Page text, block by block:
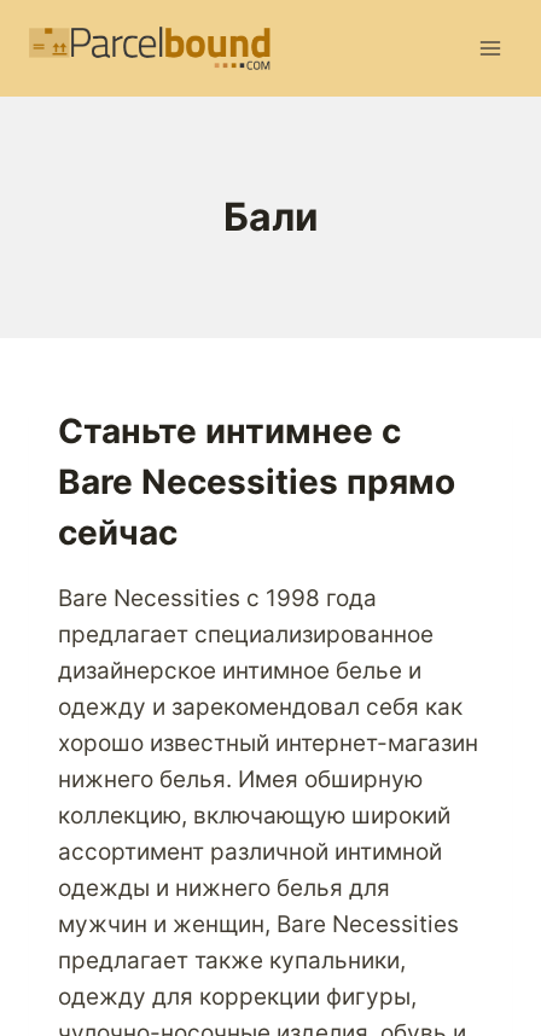
Бали
Станьте интимнее с
Bare Necessities прямо
сейчас
Bare Necessities с 1998 года
предлагает специализированное
дизайнерское интимное белье и
одежду и зарекомендовал себя как
хорошо известный интернет-магазин
нижнего белья. Имея обширную
коллекцию, включающую широкий
ассортимент различной интимной
одежды и нижнего белья для
мужчин и женщин, Bare Necessities
предлагает также купальники,
одежду для коррекции фигуры,